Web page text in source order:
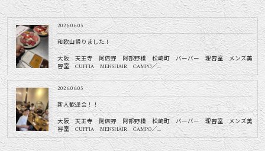
2026.06.05
和歌山帰りました！
大阪 天王寺 阿倍野 阿部野橋 松崎町 バーバー 理容室 メンズ美
容室 CUFFIA MENSHAIR CAMPO／...
2026.06.05
新人歓迎会！！
大阪 天王寺 阿倍野 阿部野橋 松崎町 バーバー 理容室 メンズ美
容室 CUFFIA MENSHAIR CAMPO／...
i
o
n